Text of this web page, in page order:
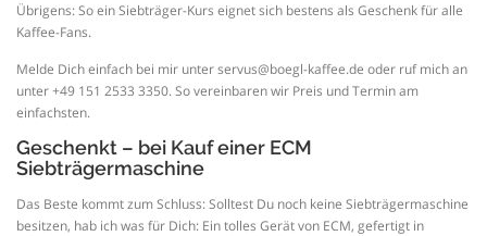
Übrigens: So ein Siebträger-Kurs eignet sich bestens als Geschenk für alle
Kaffee-Fans.
Melde Dich einfach bei mir unter servus@boegl-kaffee.de oder ruf mich an
unter +49 151 2533 3350. So vereinbaren wir Preis und Termin am
einfachsten.
Geschenkt – bei Kauf einer ECM
Siebträgermaschine
Das Beste kommt zum Schluss: Solltest Du noch keine Siebträgermaschine
besitzen, hab ich was für Dich: Ein tolles Gerät von ECM, gefertigt in